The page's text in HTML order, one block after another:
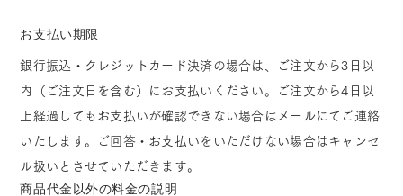
お支払い期限
銀行振込・クレジットカード決済の場合は、ご注文から3日以
内（ご注文日を含む）にお支払いください。ご注文から4日以
上経過してもお支払いが確認できない場合はメールにてご連絡
いたします。ご回答・お支払いをいただけない場合はキャンセ
ル扱いとさせていただきます。
商品代金以外の料金の説明